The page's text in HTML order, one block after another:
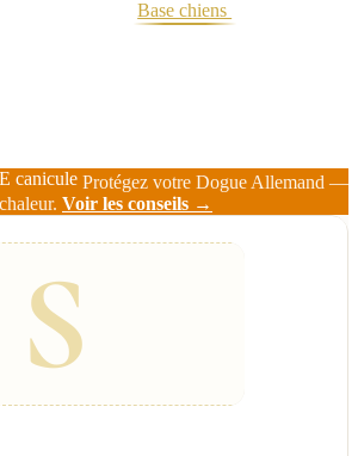
Base chiens
canicule Protégez votre Dogue Allemand —
Voir les conseils →
S